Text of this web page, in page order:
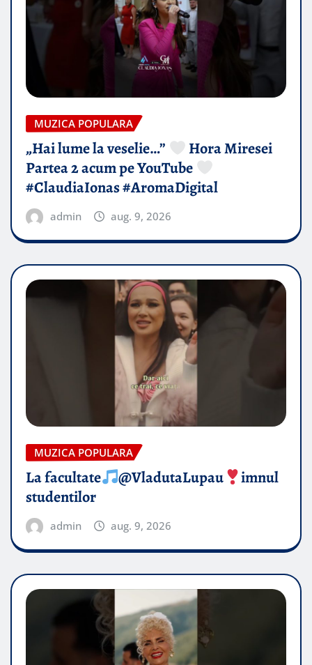
MUZICA POPULARA
„Hai lume la veselie…”
Hora Miresei
Partea 2 acum pe YouTube
#ClaudiaIonas #AromaDigital
admin aug. 9, 2026
MUZICA POPULARA
La facultate @VladutaLupau
imnul
studentilor
admin aug. 9, 2026